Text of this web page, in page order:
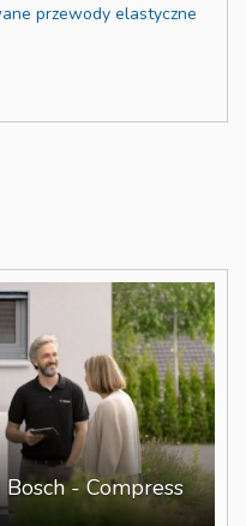
przewody elastyczne
- Compress